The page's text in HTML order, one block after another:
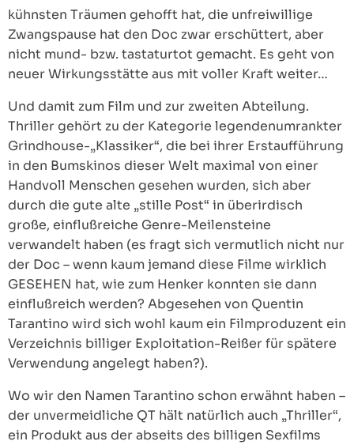
kühnsten Träumen gehofft hat, die unfreiwillige
Zwangspause hat den Doc zwar erschüttert, aber
nicht mund- bzw. tastaturtot gemacht. Es geht von
neuer Wirkungsstätte aus mit voller Kraft weiter…
Und damit zum Film und zur zweiten Abteilung.
Thriller gehört zu der Kategorie legendenumrankter
Grindhouse-„Klassiker“, die bei ihrer Erstaufführung
in den Bumskinos dieser Welt maximal von einer
Handvoll Menschen gesehen wurden, sich aber
durch die gute alte „stille Post“ in überirdisch
große, einflußreiche Genre-Meilensteine
verwandelt haben (es fragt sich vermutlich nicht nur
der Doc – wenn kaum jemand diese Filme wirklich
GESEHEN hat, wie zum Henker konnten sie dann
einflußreich werden? Abgesehen von Quentin
Tarantino wird sich wohl kaum ein Filmproduzent ein
Verzeichnis billiger Exploitation-Reißer für spätere
Verwendung angelegt haben?).
Wo wir den Namen Tarantino schon erwähnt haben –
der unvermeidliche QT hält natürlich auch „Thriller“,
ein Produkt aus der abseits des billigen Sexfilms